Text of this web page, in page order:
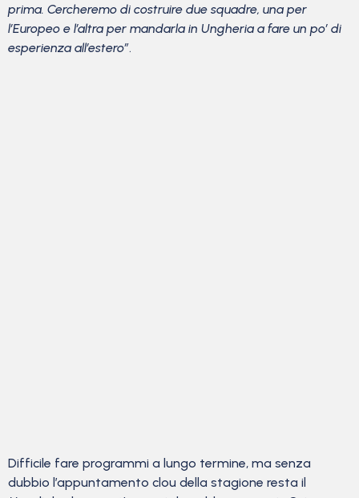
prima. Cercheremo di costruire due squadre, una per
l’Europeo e l’altra per mandarla in Ungheria a fare un po’ di
esperienza all’estero”.
Difficile fare programmi a lungo termine, ma senza
dubbio l’appuntamento clou della stagione resta il